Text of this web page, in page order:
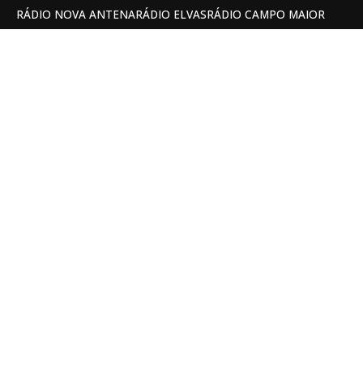
RÁDIO NOVA ANTENARÁDIO ELVASRÁDIO CAMPO MAIOR